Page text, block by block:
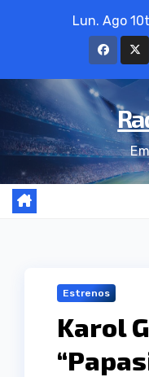
Lun. Ago
Estrenos
Karol